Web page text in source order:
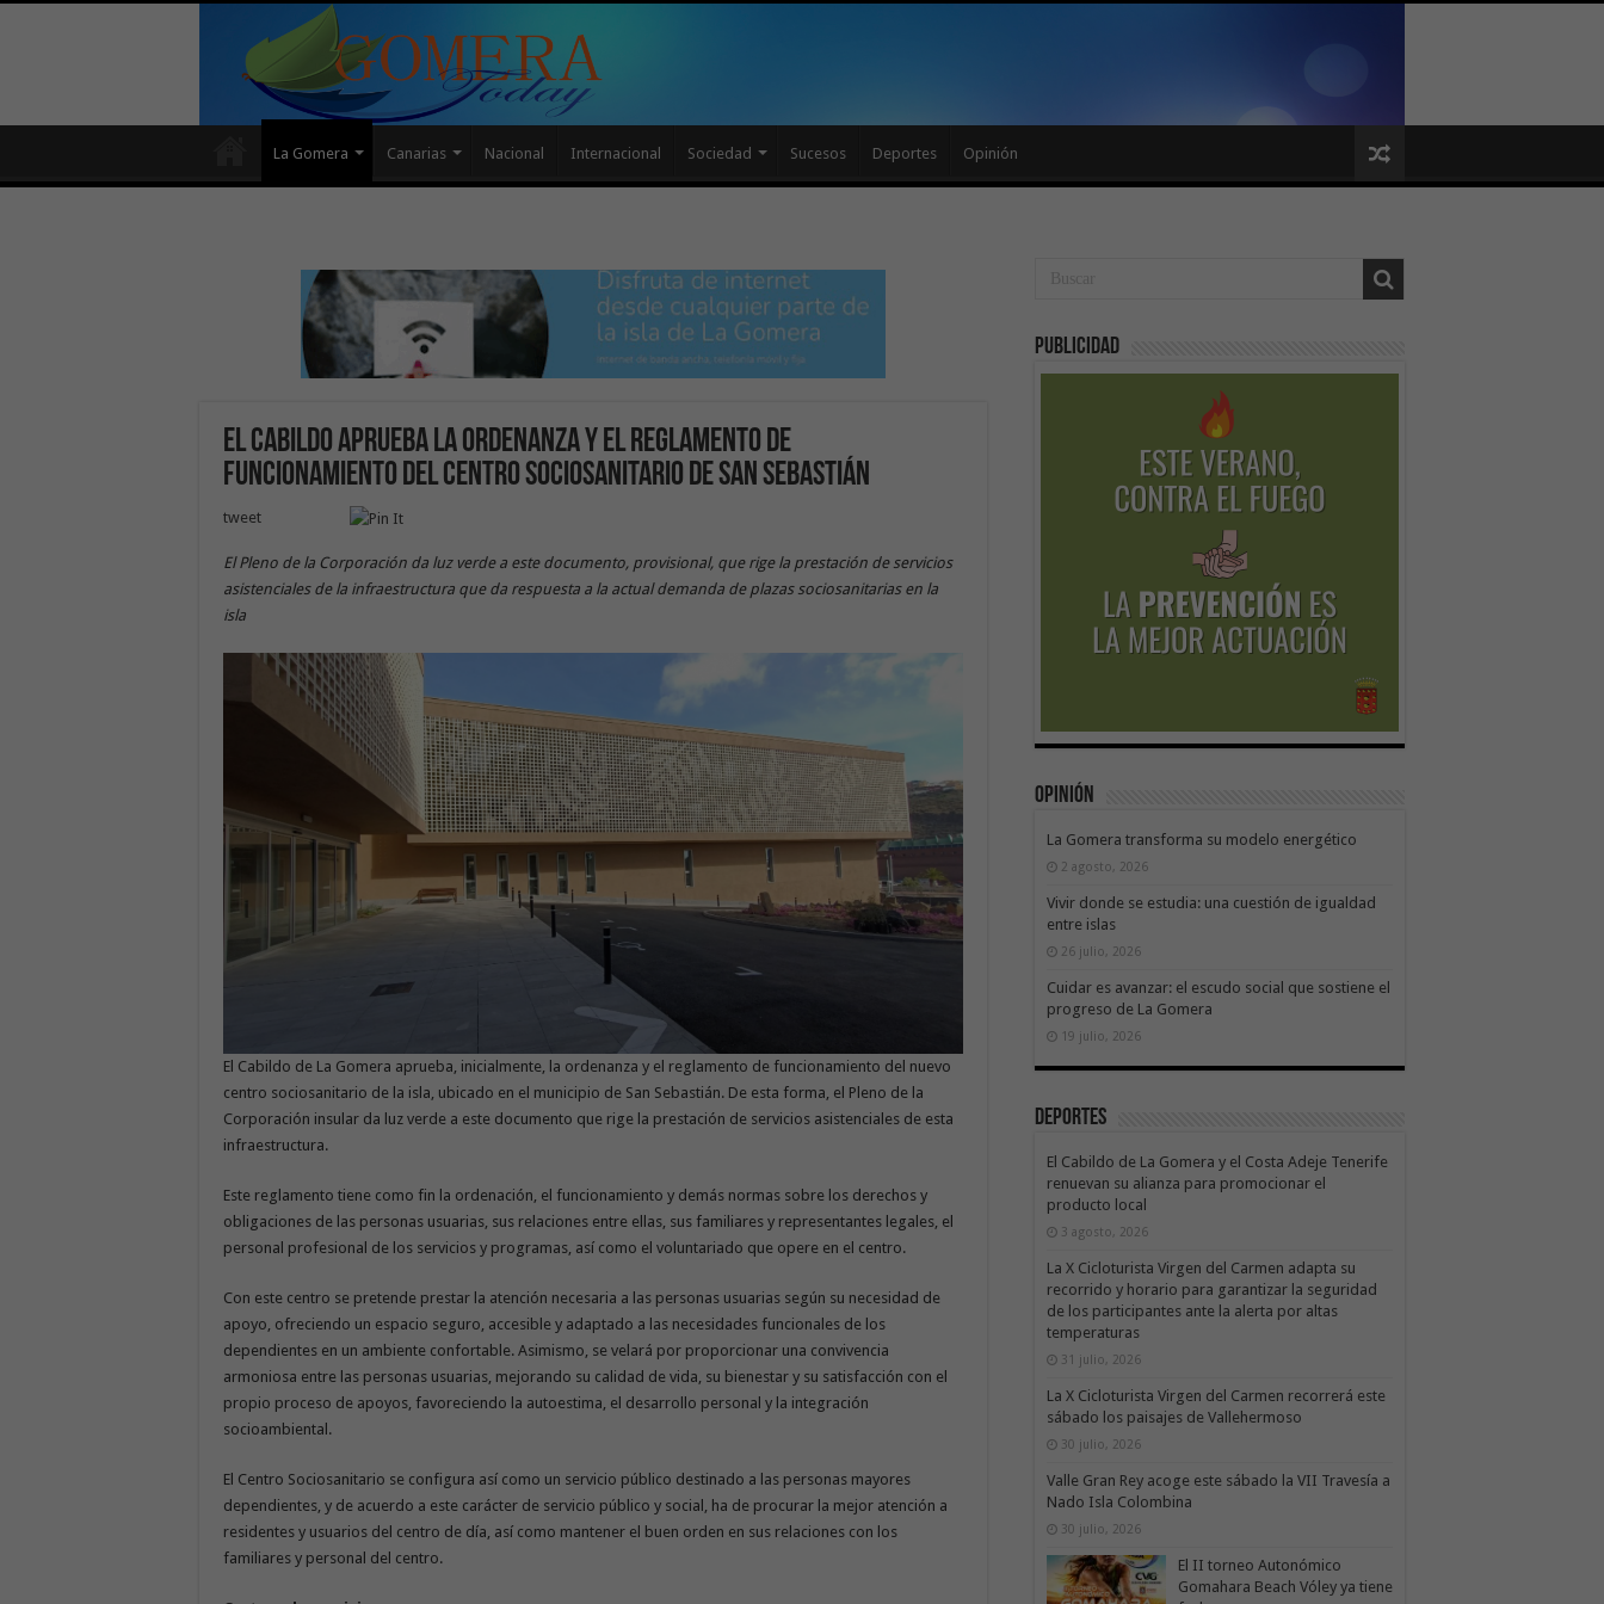
La Gomera Canarias Nacional Internacional Sociedad Sucesos Deportes Opinión
El Cabildo aprueba la ordenanza y el reglamento de
funcionamiento del centro sociosanitario de San Sebastián
tweet
El Pleno de la Corporación da luz verde a este documento, provisional, que rige la prestación de servicios
asistenciales de la infraestructura que da respuesta a la actual demanda de plazas sociosanitarias en la
isla
El Cabildo de La Gomera aprueba, inicialmente, la ordenanza y el reglamento de funcionamiento del nuevo
centro sociosanitario de la isla, ubicado en el municipio de San Sebastián. De esta forma, el Pleno de la
Corporación insular da luz verde a este documento que rige la prestación de servicios asistenciales de esta
infraestructura.
Este reglamento tiene como fin la ordenación, el funcionamiento y demás normas sobre los derechos y
obligaciones de las personas usuarias, sus relaciones entre ellas, sus familiares y representantes legales, el
personal profesional de los servicios y programas, así como el voluntariado que opere en el centro.
Con este centro se pretende prestar la atención necesaria a las personas usuarias según su necesidad de
apoyo, ofreciendo un espacio seguro, accesible y adaptado a las necesidades funcionales de los
dependientes en un ambiente confortable. Asimismo, se velará por proporcionar una convivencia
armoniosa entre las personas usuarias, mejorando su calidad de vida, su bienestar y su satisfacción con el
propio proceso de apoyos, favoreciendo la autoestima, el desarrollo personal y la integración
socioambiental.
El Centro Sociosanitario se configura así como un servicio público destinado a las personas mayores
dependientes, y de acuerdo a este carácter de servicio público y social, ha de procurar la mejor atención a
residentes y usuarios del centro de día, así como mantener el buen orden en sus relaciones con los
familiares y personal del centro.
Publicidad
Opinión
La Gomera transforma su modelo energético
2 agosto, 2026
Vivir donde se estudia: una cuestión de igualdad
entre islas
26 julio, 2026
Cuidar es avanzar: el escudo social que sostiene el
progreso de La Gomera
19 julio, 2026
Deportes
El Cabildo de La Gomera y el Costa Adeje Tenerife
renuevan su alianza para promocionar el
producto local
3 agosto, 2026
La X Cicloturista Virgen del Carmen adapta su
recorrido y horario para garantizar la seguridad
de los participantes ante la alerta por altas
temperaturas
31 julio, 2026
La X Cicloturista Virgen del Carmen recorrerá este
sábado los paisajes de Vallehermoso
30 julio, 2026
Valle Gran Rey acoge este sábado la VII Travesía a
Nado Isla Colombina
30 julio, 2026
El II torneo Autonómico
Gomahara Beach Vóley ya tiene